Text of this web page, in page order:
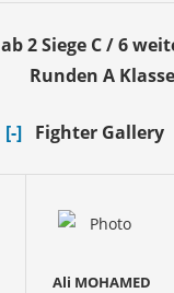
2 Siege C / 6
Runden A Klasse
[-] Fighter Gallery
Ali MOHAMED